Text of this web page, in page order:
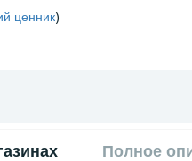
ценник)
Полное